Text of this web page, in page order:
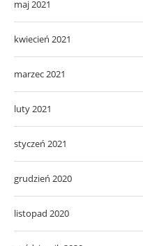
maj 2021
kwiecień 2021
marzec 2021
luty 2021
styczeń 2021
grudzień 2020
listopad 2020